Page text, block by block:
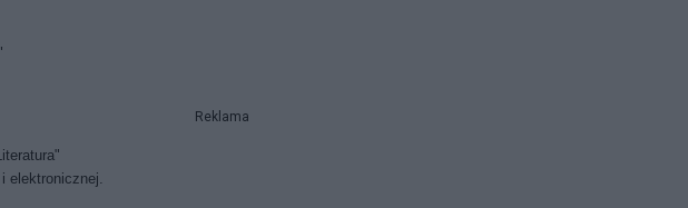
Reklama
i elektronicznej.